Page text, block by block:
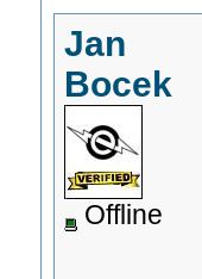
Jan
Bocek
Offline